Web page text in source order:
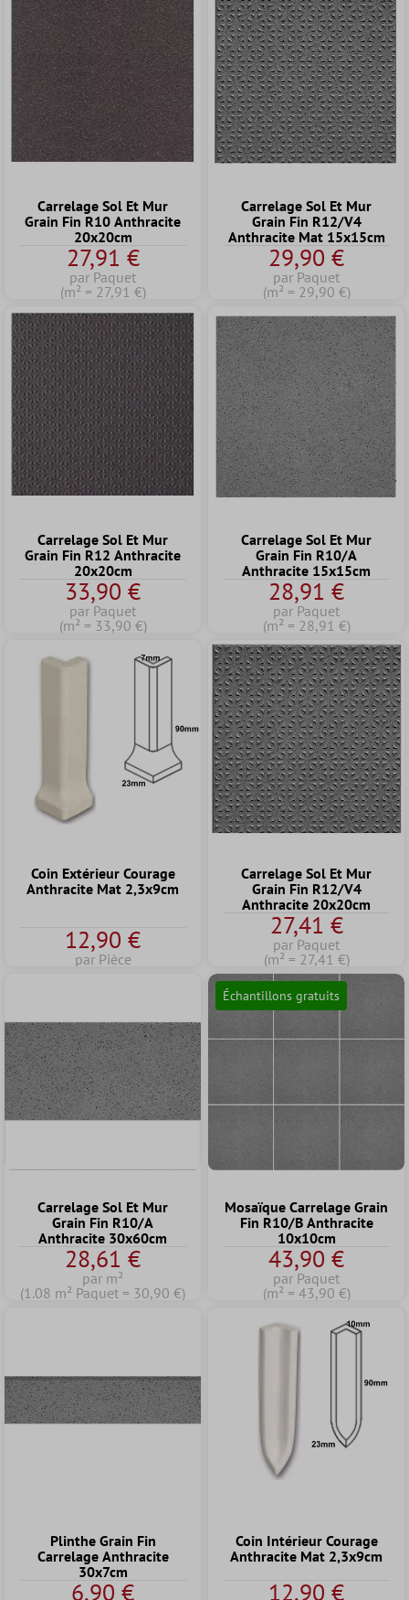
Carrelage Sol Et Mur
Grain Fin R10 Anthracite
20x20cm
27,91 €
par Paquet
(m² = 27,91 €)
Carrelage Sol Et Mur
Grain Fin R12/V4
Anthracite Mat 15x15cm
29,90 €
par Paquet
(m² = 29,90 €)
Carrelage Sol Et Mur
Grain Fin R12 Anthracite
20x20cm
33,90 €
par Paquet
(m² = 33,90 €)
Carrelage Sol Et Mur
Grain Fin R10/A
Anthracite 15x15cm
28,91 €
par Paquet
(m² = 28,91 €)
Coin Extérieur Courage
Anthracite Mat 2,3x9cm
12,90 €
par Pièce
Carrelage Sol Et Mur
Grain Fin R12/V4
Anthracite 20x20cm
27,41 €
par Paquet
(m² = 27,41 €)
Carrelage Sol Et Mur
Grain Fin R10/A
Anthracite 30x60cm
28,61 €
par m²
(1.08 m² Paquet = 30,90 €)
Échantillons gratuits
Mosaïque Carrelage Grain
Fin R10/B Anthracite
10x10cm
43,90 €
par Paquet
(m² = 43,90 €)
Plinthe Grain Fin
Carrelage Anthracite
30x7cm
6,90 €
Coin Intérieur Courage
Anthracite Mat 2,3x9cm
12,90 €